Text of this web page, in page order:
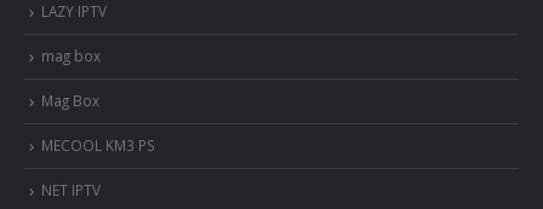
LAZY IPTV
mag box
Mag Box
MECOOL KM3 PS
NET IPTV